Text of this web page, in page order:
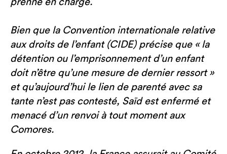
prenne en charge.
Bien que la Convention internationale relative
aux droits de l’enfant (CIDE) précise que « la
détention ou l’emprisonnement d’un enfant
doit n’être qu’une mesure de dernier ressort »
et qu’aujourd’hui le lien de parenté avec sa
tante n’est pas contesté, Saïd est enfermé et
menacé d’un renvoi à tout moment aux
Comores.